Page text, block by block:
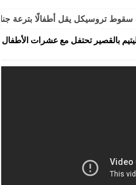
تروسيكل يقل أطفالًا بترعة
بالقصير تحتفل مع عشرات الأطفال